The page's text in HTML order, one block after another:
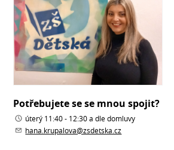
Potřebujete se se mnou spojit?
úterý 11:40 - 12:30 a dle domluvy
hana.krupalova@zsdetska.cz